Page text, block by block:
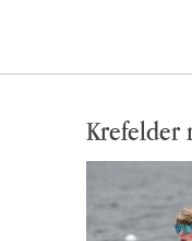
Krefelder